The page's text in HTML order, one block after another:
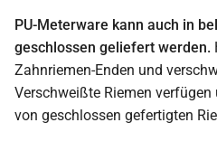
PU-Meterware kann auch in
geschlossen geliefert werden.
Zahnriemen-Enden und
Verschweißte Riemen
von geschlossen gefertigten